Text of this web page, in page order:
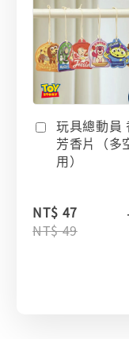
玩具總動員
芳香片（多
用）
NT$ 47
NT$ 49